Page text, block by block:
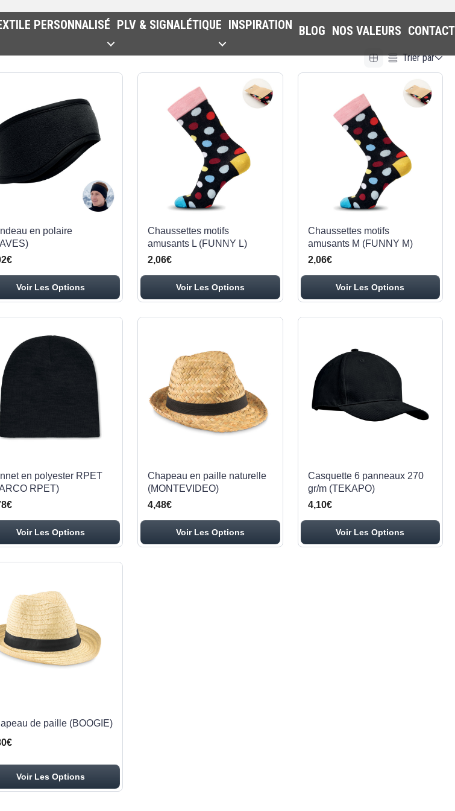
PERSONNALISÉ PLV & SIGNALÉTIQUE INSPIRATION BLOG NOS VALEURS CONTACT
Trier par
Alphabetical (Z to A)
Prix (Ascendant)
Prix (Descendant)
Date (Newest First)
Date (Oldest First)
en polaire
Voir Les Options
Chaussettes motifs
amusants L (FUNNY L)
2,06€
Voir Les Options
Chaussettes motifs
amusants M (FUNNY M)
2,06€
Voir Les Options
en polyester RPET
RPET)
Voir Les Options
Chapeau en paille naturelle
(MONTEVIDEO)
4,48€
Voir Les Options
Casquette 6 panneaux 270
gr/m (TEKAPO)
4,10€
Voir Les Options
de paille (BOOGIE)
Voir Les Options